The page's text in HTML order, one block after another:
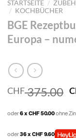
STARTSEITE /
/ KOCHBÜCHER
BGE
Europa –
CHF375.00
oder6 x CHF 50.00ohne
oder36 x CHF 9.60